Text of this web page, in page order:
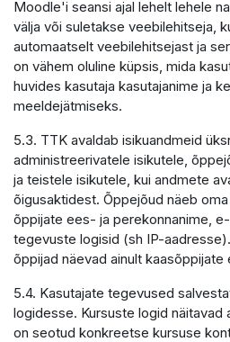
Moodle'i seansi ajal lehelt lehele
välja või suletakse veebilehitseja,
automaatselt veebilehitsejast ja
on vähem oluline küpsis, mida
huvides kasutaja kasutajanime ja
meeldejätmiseks.
5.3. TTK avaldab isikuandmeid
administreerivatele isikutele,
ja teistele isikutele, kui andmete
õigusaktidest. Õppejõud näeb
õppijate ees- ja perekonnanime,
tegevuste logisid (sh IP-
õppijad näevad ainult
5.4. Kasutajate tegevused
logidesse. Kursuste logid näitavad
on seotud konkreetse kursuse